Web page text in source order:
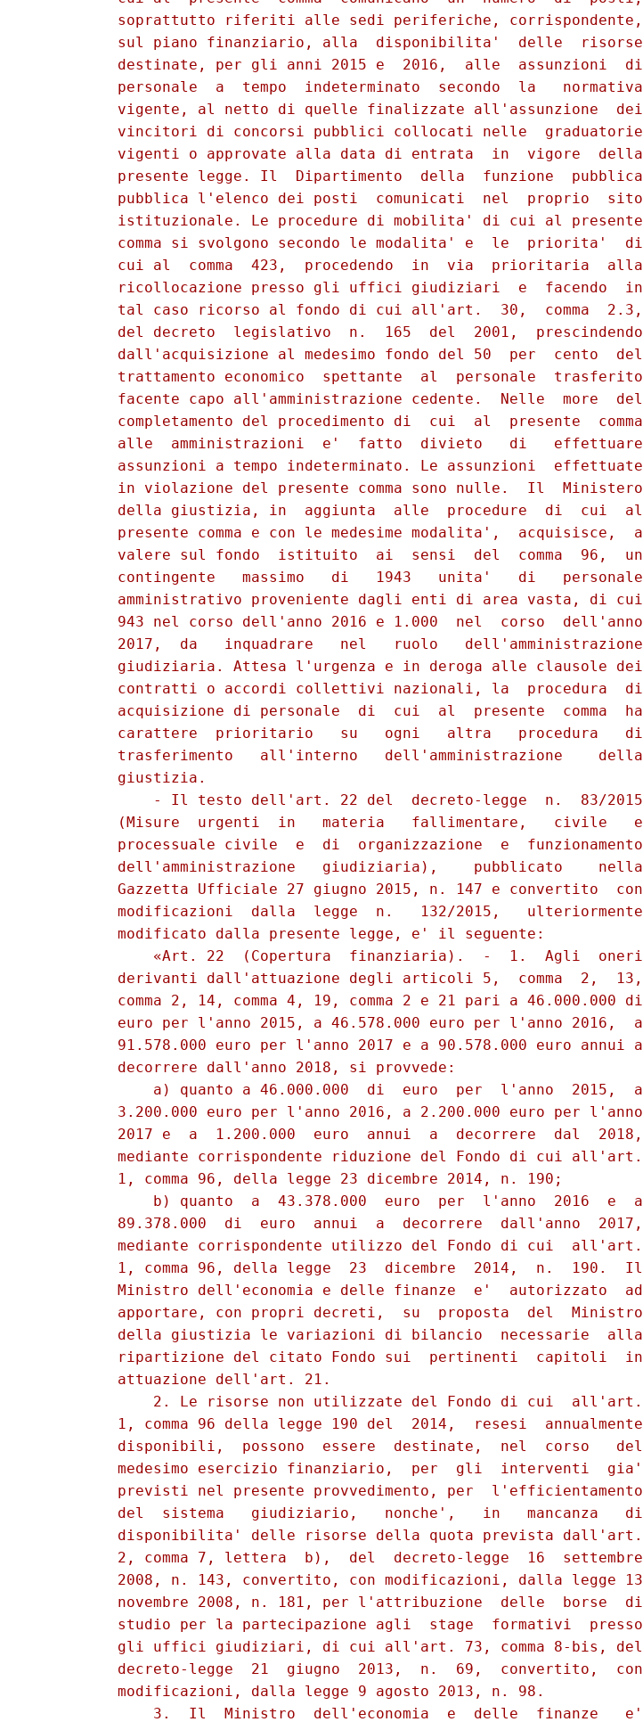
          soprattutto riferiti alle sedi periferiche, corrispondente,
          sul piano finanziario, alla  disponibilita'  delle  risorse
          destinate, per gli anni 2015 e  2016,  alle  assunzioni  di
          personale  a  tempo  indeterminato  secondo  la   normativa
          vigente, al netto di quelle finalizzate all'assunzione  dei
          vincitori di concorsi pubblici collocati nelle  graduatorie
          vigenti o approvate alla data di entrata  in  vigore  della
          presente legge. Il  Dipartimento  della  funzione  pubblica
          pubblica l'elenco dei posti  comunicati  nel  proprio  sito
          istituzionale. Le procedure di mobilita' di cui al presente
          comma si svolgono secondo le modalita' e  le  priorita'  di
          cui al  comma  423,  procedendo  in  via  prioritaria  alla
          ricollocazione presso gli uffici giudiziari  e  facendo  in
          tal caso ricorso al fondo di cui all'art.  30,  comma  2.3,
          del decreto  legislativo  n.  165  del  2001,  prescindendo
          dall'acquisizione al medesimo fondo del 50  per  cento  del
          trattamento economico  spettante  al  personale  trasferito
          facente capo all'amministrazione cedente.  Nelle  more  del
          completamento del procedimento di  cui  al  presente  comma
          alle  amministrazioni  e'  fatto  divieto   di   effettuare
          assunzioni a tempo indeterminato. Le assunzioni  effettuate
          in violazione del presente comma sono nulle.  Il  Ministero
          della giustizia, in  aggiunta  alle  procedure  di  cui  al
          presente comma e con le medesime modalita',  acquisisce,  a
          valere sul fondo  istituito  ai  sensi  del  comma  96,  un
          contingente   massimo   di   1943   unita'   di   personale
          amministrativo proveniente dagli enti di area vasta, di cui
          943 nel corso dell'anno 2016 e 1.000  nel  corso  dell'anno
          2017,  da   inquadrare   nel   ruolo   dell'amministrazione
          giudiziaria. Attesa l'urgenza e in deroga alle clausole dei
          contratti o accordi collettivi nazionali, la  procedura  di
          acquisizione di personale  di  cui  al  presente  comma  ha
          carattere  prioritario   su   ogni   altra   procedura   di
          trasferimento   all'interno   dell'amministrazione    della
          giustizia.
              - Il testo dell'art. 22 del  decreto-legge  n.  83/2015
          (Misure  urgenti  in   materia   fallimentare,   civile   e
          processuale civile  e  di  organizzazione  e  funzionamento
          dell'amministrazione   giudiziaria),    pubblicato    nella
          Gazzetta Ufficiale 27 giugno 2015, n. 147 e convertito  con
          modificazioni  dalla  legge  n.   132/2015,   ulteriormente
          modificato dalla presente legge, e' il seguente:
              «Art. 22  (Copertura  finanziaria).  -  1.  Agli  oneri
          derivanti dall'attuazione degli articoli 5,  comma  2,  13,
          comma 2, 14, comma 4, 19, comma 2 e 21 pari a 46.000.000 di
          euro per l'anno 2015, a 46.578.000 euro per l'anno 2016,  a
          91.578.000 euro per l'anno 2017 e a 90.578.000 euro annui a
          decorrere dall'anno 2018, si provvede:
              a) quanto a 46.000.000  di  euro  per  l'anno  2015,  a
          3.200.000 euro per l'anno 2016, a 2.200.000 euro per l'anno
          2017 e  a  1.200.000  euro  annui  a  decorrere  dal  2018,
          mediante corrispondente riduzione del Fondo di cui all'art.
          1, comma 96, della legge 23 dicembre 2014, n. 190;
              b) quanto  a  43.378.000  euro  per  l'anno  2016  e  a
          89.378.000  di  euro  annui  a  decorrere  dall'anno  2017,
          mediante corrispondente utilizzo del Fondo di cui  all'art.
          1, comma 96, della legge  23  dicembre  2014,  n.  190.  Il
          Ministro dell'economia e delle finanze  e'  autorizzato  ad
          apportare, con propri decreti,  su  proposta  del  Ministro
          della giustizia le variazioni di bilancio  necessarie  alla
          ripartizione del citato Fondo sui  pertinenti  capitoli  in
          attuazione dell'art. 21.
              2. Le risorse non utilizzate del Fondo di cui  all'art.
          1, comma 96 della legge 190 del  2014,  resesi  annualmente
          disponibili,  possono  essere  destinate,  nel  corso   del
          medesimo esercizio finanziario,  per  gli  interventi  gia'
          previsti nel presente provvedimento, per  l'efficientamento
          del  sistema   giudiziario,   nonche',   in   mancanza   di
          disponibilita' delle risorse della quota prevista dall'art.
          2, comma 7, lettera  b),  del  decreto-legge  16  settembre
          2008, n. 143, convertito, con modificazioni, dalla legge 13
          novembre 2008, n. 181, per l'attribuzione  delle  borse  di
          studio per la partecipazione agli  stage  formativi  presso
          gli uffici giudiziari, di cui all'art. 73, comma 8-bis, del
          decreto-legge  21  giugno  2013,  n.  69,  convertito,  con
          modificazioni, dalla legge 9 agosto 2013, n. 98.
              3.  Il  Ministro  dell'economia  e  delle  finanze   e'